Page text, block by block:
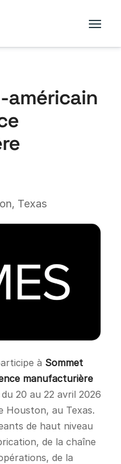
américain
Texas
à Sommet
manufacturière
20 au 22 avril 2026
Houston, au Texas.
de haut niveau
de la chaîne
de la